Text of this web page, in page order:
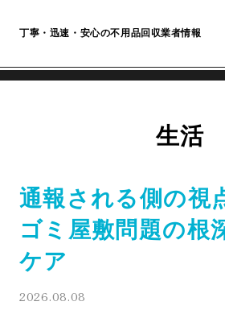
丁寧・迅速・安心の不用品回収業者情報
生活
通報される側の視
ゴミ屋敷問題の根
ケア
2026.08.08